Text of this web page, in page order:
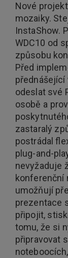
Nové
mozaiky.
InstaShow.
WDC10 od
způsobu
Před
přednášející
odeslat své
osobě a
zastaralý
postrádal
plug-and-
nevyžaduje
konferenční
umožňují
prezentace
připojit,
tomu, že si
připravovat